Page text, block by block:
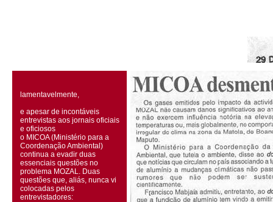
lamentavelmente,
e apesar de incontáveis
entrevistas aos jornais oficiais
e oficiosos
o MICOA (Ministério para a
Coordenação Ambiental)
continua a evadir duas
essenciais questões no
problema MOZAL. Duas
questões que, aliás, nunca vi
colocadas pelos
entrevistadores: